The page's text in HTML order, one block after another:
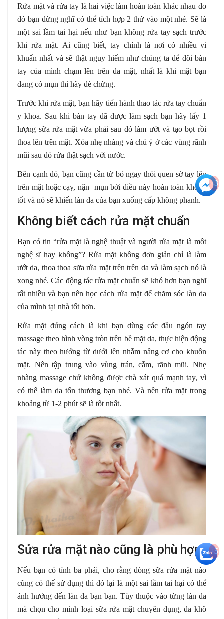
Rửa mặt và rửa tay là hai việc làm hoàn toàn khác nhau do
đó bạn đừng nghĩ có thể tích hợp 2 thứ vào một nhé. Sẽ là
một sai lầm tai hại nếu như bạn không rửa tay sạch trước
khi rửa mặt. Ai cũng biết, tay chính là nơi có nhiều vi
khuẩn nhất và sẽ thật nguy hiểm như chúng ta để đôi bàn
tay của mình chạm lên trên da mặt, nhất là khi mặt bạn
đang có mụn thì hãy dè chừng.
Trước khi rửa mặt, bạn hãy tiến hành thao tác rửa tay chuẩn
y khoa. Sau khi bàn tay đã được làm sạch bạn hãy lấy 1
lượng sữa rửa mặt vừa phải sau đó làm ướt và tạo bọt rồi
thoa lên trên mặt. Xóa nhẹ nhàng và chú ý ở các vùng rãnh
mũi sau đó rửa thật sạch với nước.
Bên cạnh đó, bạn cũng cần từ bỏ ngay thói quen sờ tay lên
trên mặt hoặc cạy, nặn mụn bởi điều này hoàn toàn không
tốt và nó sẽ khiến làn da của bạn xuống cấp không phanh.
Không biết cách rửa mặt chuẩn
Bạn có tin “rửa mặt là nghệ thuật và người rửa mặt là môt
nghệ sĩ hay không”? Rửa mặt không đơn giản chỉ là làm
ướt da, thoa thoa sữa rửa mặt trên trên da và làm sạch nó là
xong nhé. Các động tác rửa mặt chuẩn sẽ khó hơn bạn nghĩ
rất nhiều và bạn nên học cách rửa mặt để chăm sóc làn da
của mình tại nhà tốt hơn.
Rửa mặt đúng cách là khi bạn dùng các đầu ngón tay
massage theo hình vòng tròn trên bề mặt da, thực hiện động
tác này theo hướng từ dưới lên nhằm nâng cơ cho khuôn
mặt. Nên tập trung vào vùng trán, cằm, rãnh mũi. Nhẹ
nhàng massage chứ không được chà xát quá mạnh tay, vì
có thể làm da tổn thương bạn nhé. Và nên rửa mặt trong
khoảng từ 1-2 phút sẽ là tốt nhất.
Sửa rửa mặt nào cũng là phù hợp
Nếu bạn có tính ba phải, cho rằng dòng sữa rửa mặt nào
cũng có thể sử dụng thì đó lại là một sai lầm tai hại có thể
ảnh hưởng đến làn da bạn bạn. Tùy thuộc vào từng làn da
mà chọn cho mình loại sữa rửa mặt chuyên dụng, da khô
+3
+5